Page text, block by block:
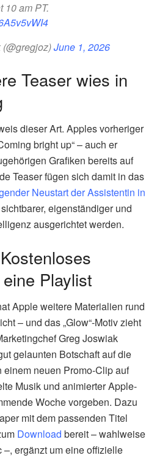
10 am PT.
June 1, 2026
Teaser wies in
dieser Art. Apples vorheriger
bright up“ – auch er
Grafiken bereits auf
Teaser fügen sich damit in das
Neustart der Assistentin in
eigenständiger und
ausgerichtet werden.
Playlist
Apple weitere Materialien rund
– und das „Glow“-Motiv zieht
Greg Joswiak
gelaunten Botschaft auf die
einem neuen Promo-Clip auf
Musik und animierter Apple-
Woche vorgeben. Dazu
mit dem passenden Titel
Download bereit – wahlweise
ergänzt um eine offizielle